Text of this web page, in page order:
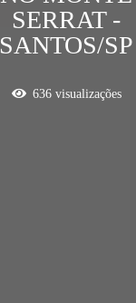
SERRAT -
SANTOS/SP
636visualizações